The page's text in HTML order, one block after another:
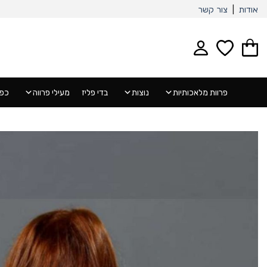
Skip
content
אודות צור קשר
פרוות מלאכותיות נוצות בדי פליז מעילי פרווה